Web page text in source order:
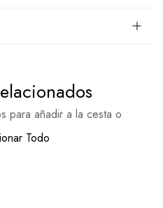
para añadir a la cesta o
Todo